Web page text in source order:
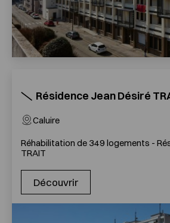
Résidence Jean Désiré
Caluire
Réhabilitation de 349 logements -
TRAIT
Découvrir